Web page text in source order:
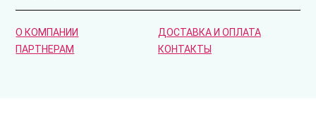
О КОМПАНИИ
ДОСТАВКА И ОПЛАТА
ПАРТНЕРАМ
КОНТАКТЫ